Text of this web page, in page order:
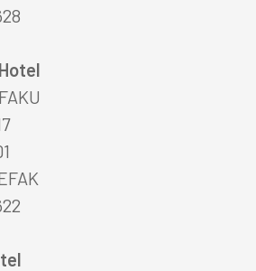
& VIÐBURÐIR